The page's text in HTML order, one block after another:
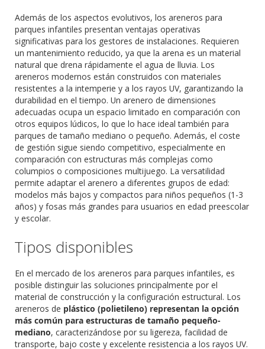
Además de los aspectos evolutivos, los areneros para
parques infantiles presentan ventajas operativas
significativas para los gestores de instalaciones. Requieren
un mantenimiento reducido, ya que la arena es un material
natural que drena rápidamente el agua de lluvia. Los
areneros modernos están construidos con materiales
resistentes a la intemperie y a los rayos UV, garantizando la
durabilidad en el tiempo. Un arenero de dimensiones
adecuadas ocupa un espacio limitado en comparación con
otros equipos lúdicos, lo que lo hace ideal también para
parques de tamaño mediano o pequeño. Además, el coste
de gestión sigue siendo competitivo, especialmente en
comparación con estructuras más complejas como
columpios o composiciones multijuego. La versatilidad
permite adaptar el arenero a diferentes grupos de edad:
modelos más bajos y compactos para niños pequeños (1-3
años) y fosas más grandes para usuarios en edad preescolar
y escolar.
Tipos disponibles
En el mercado de los areneros para parques infantiles, es
posible distinguir las soluciones principalmente por el
material de construcción y la configuración estructural. Los
areneros de plástico (polietileno) representan la opción
más común para estructuras de tamaño pequeño-
mediano, caracterizándose por su ligereza, facilidad de
transporte, bajo coste y excelente resistencia a los rayos UV.